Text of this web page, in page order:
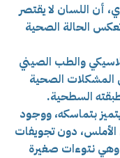
أن اللسان لا يقتصر
الحالة الصحية
والطب الصيني
المشكلات الصحية
السطحية.
بتماسكه، ووجود
دون تجويفات
وهي نتوءات صغيرة